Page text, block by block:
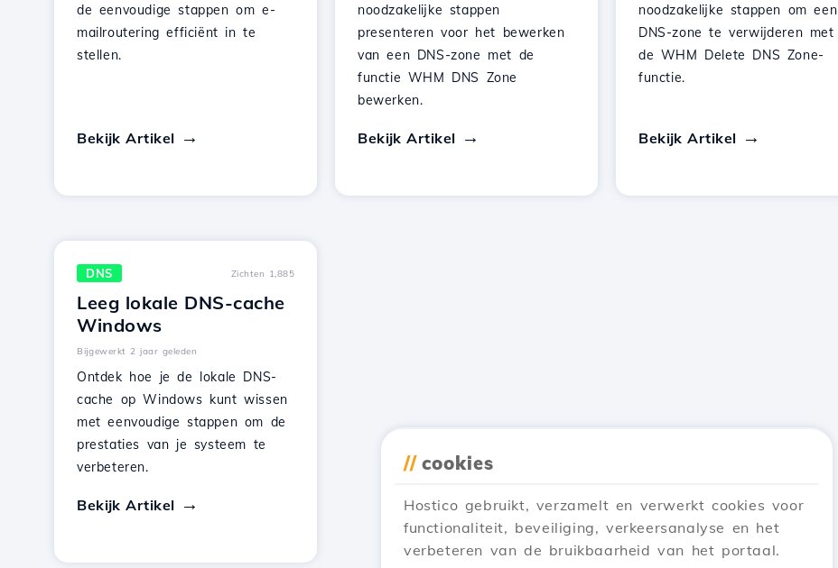
de eenvoudige stappen om e-
mailroutering efficiënt in te
stellen.
Bekijk Artikel
noodzakelijke stappen
presenteren voor het bewerken
van een DNS-zone met de
functie WHM DNS Zone
bewerken.
Bekijk Artikel
noodzakelijke stappen om een
DNS-zone te verwijderen met
de WHM Delete DNS Zone-
functie.
Bekijk Artikel
DNS Zichten 1,885
Leeg lokale DNS-cache
Windows
Bijgewerkt 2 jaar geleden
Ontdek hoe je de lokale DNS-
cache op Windows kunt wissen
met eenvoudige stappen om de
prestaties van je systeem te
verbeteren.
Bekijk Artikel
// cookies
Hostico gebruikt, verzamelt en verwerkt cookies voor
functionaliteit, beveiliging, verkeersanalyse en het
verbeteren van de bruikbaarheid van het portaal.